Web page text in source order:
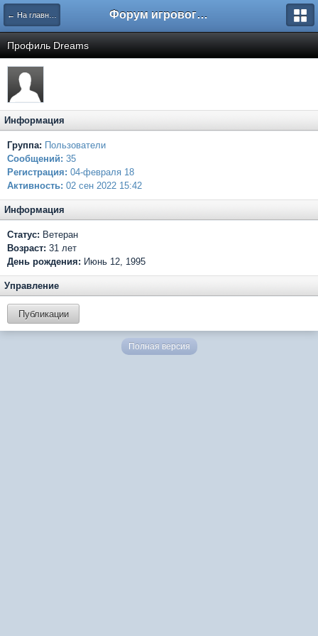
← На главную Форум игрового проекта Riverrise
Профиль Dreams
Информация
Группа: Пользователи
Сообщений: 35
Регистрация: 04-февраля 18
Активность: 02 сен 2022 15:42
Информация
Статус: Ветеран
Возраст: 31 лет
День рождения: Июнь 12, 1995
Управление
Публикации
Полная версия